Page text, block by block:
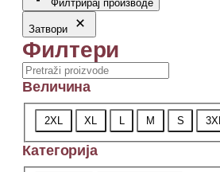
Филтрирај производе
Затвори
Филтери
Search
Величина
Величина
2XL XL L M S
Категорија